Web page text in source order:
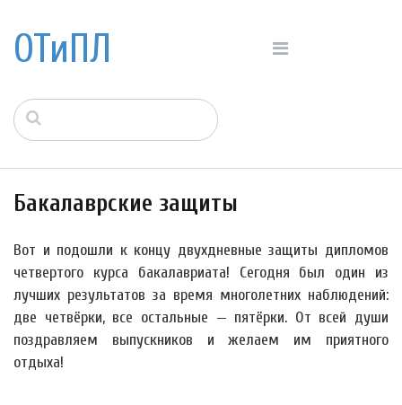
ОТиПЛ
Бакалаврские защиты
Вот и подошли к концу двухдневные защиты дипломов
четвертого курса бакалавриата! Сегодня был один из
лучших результатов за время многолетних наблюдений:
две четвёрки, все остальные — пятёрки. От всей души
поздравляем выпускников и желаем им приятного
отдыха!